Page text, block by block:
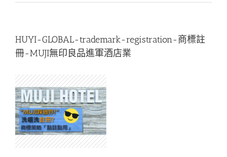
HUYI-GLOBAL-trademark-registration-商標註
冊-MUJI無印良品進軍酒店業